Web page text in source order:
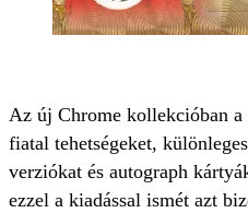
Az új Chrome kollekcióban
fiatal tehetségeket,
verziókat és autograph
ezzel a kiadással ismét azt